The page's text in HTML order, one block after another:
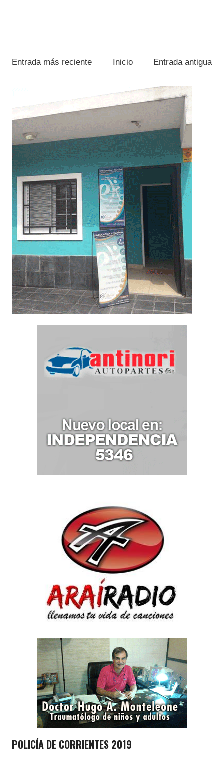
Entrada más reciente Entrada antigua
Inicio
POLICÍA DE CORRIENTES 2019